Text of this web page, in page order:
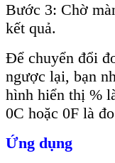
Bước 3: Chờ
kết quả.
Để chuyển đổi
ngược lại, bạn
hình hiển thị %
0C hoặc 0F là
Ứng dụng